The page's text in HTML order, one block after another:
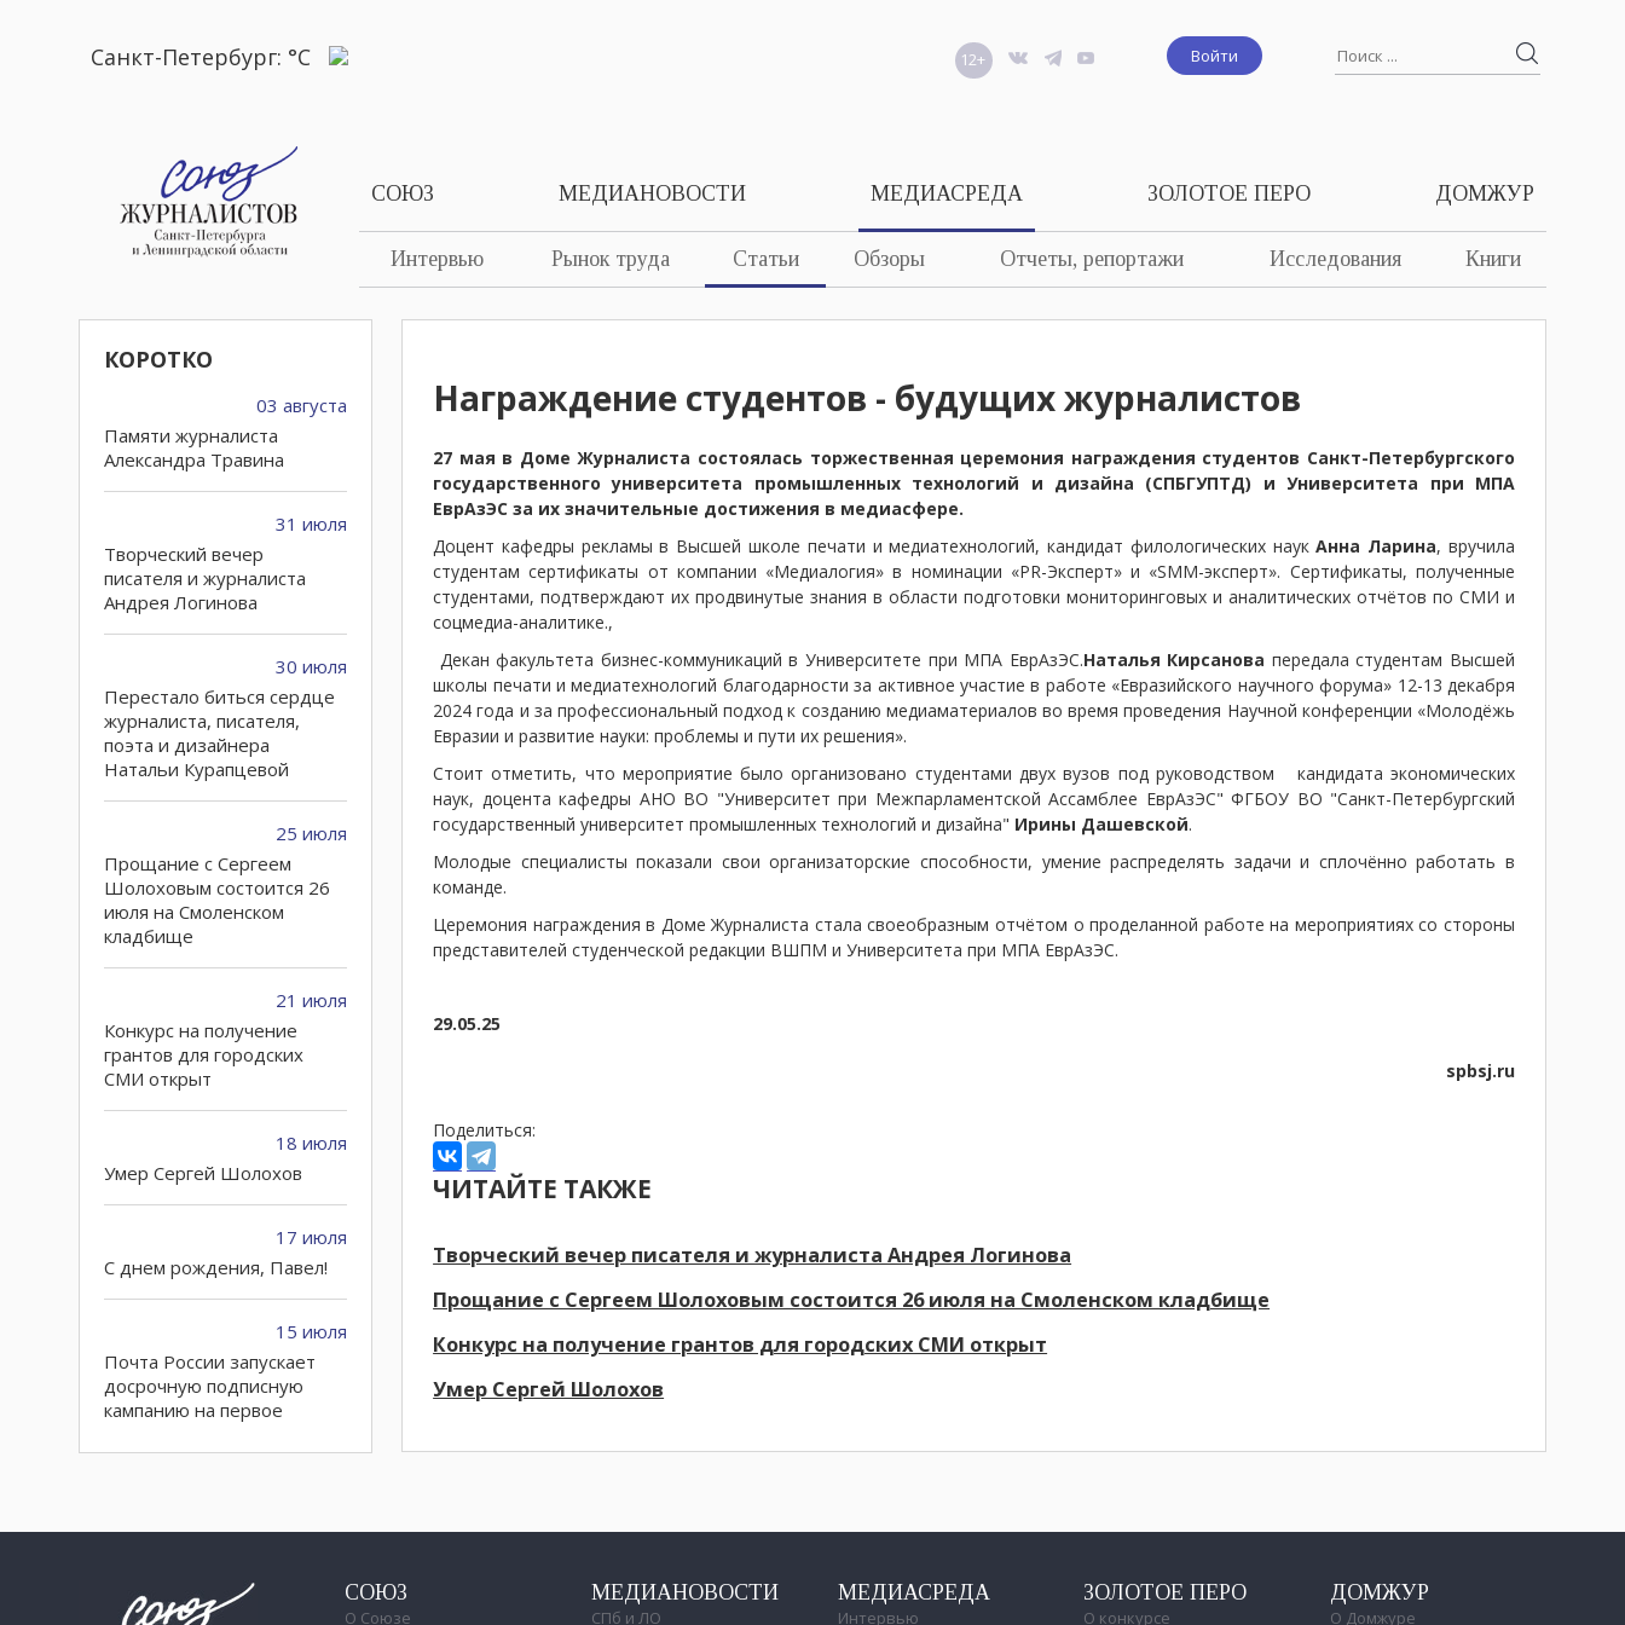
Санкт-Петербург: °C Войти
12+
СОЮЗ МЕДИАНОВОСТИ МЕДИАСРЕДА
Интервью Рынок труда Статьи Обзоры Отчеты, репортажи Исследования Книги
ЗОЛОТОЕ ПЕРО ДОМЖУР
КОРОТКО
03 августа
Памяти журналиста
Александра Травина
31 июля
Творческий вечер
писателя и журналиста
Андрея Логинова
30 июля
Перестало биться сердце
журналиста, писателя,
поэта и дизайнера
Натальи Курапцевой
25 июля
Прощание с Сергеем
Шолоховым состоится 26
июля на Смоленском
кладбище
21 июля
Конкурс на получение
грантов для городских
СМИ открыт
18 июля
Умер Сергей Шолохов
17 июля
C днем рождения, Павел!
15 июля
Почта России запускает
досрочную подписную
кампанию на первое
Петру Годлевскому – 60!
02 июля
Награждение студентов - будущих журналистов
27 мая в Доме Журналиста состоялась торжественная церемония награждения студентов Санкт-Петербургского
государственного университета промышленных технологий и дизайна (СПБГУПТД) и Университета при МПА
ЕврАзЭС за их значительные достижения в медиасфере.
Доцент кафедры рекламы в Высшей школе печати и медиатехнологий, кандидат филологических наукАнна Ларина, вручила
студентам сертификаты от компании «Медиалогия» в номинации «PR-Эксперт» и «SMM-эксперт». Сертификаты, полученные
студентами, подтверждают их продвинутые знания в области подготовки мониторинговых и аналитических отчётов по СМИ и
соцмедиа-аналитике.,
Декан факультета бизнес-коммуникаций в Университете при МПА ЕврАзЭС.Наталья Кирсанова передала студентам Высшей
школы печати и медиатехнологий благодарности за активное участие в работе «Евразийского научного форума» 12-13 декабря
2024 года и за профессиональный подход к созданию медиаматериалов во время проведения Научной конференции «Молодёжь
Евразии и развитие науки: проблемы и пути их решения».
Стоит отметить, что мероприятие было организовано студентами двух вузов под руководством кандидата экономических
наук, доцента кафедры АНО ВО "Университет при Межпарламентской Ассамблее ЕврАзЭС" ФГБОУ ВО "Санкт-Петербургский
государственный университет промышленных технологий и дизайна" Ирины Дашевской.
Молодые специалисты показали свои организаторские способности, умение распределять задачи и сплочённо работать в
команде.
Церемония награждения в Доме Журналиста стала своеобразным отчётом о проделанной работе на мероприятиях со стороны
представителей студенческой редакции ВШПМ и Университета при МПА ЕврАзЭС.
29.05.25
spbsj.ru
Поделиться:
ЧИТАЙТЕ ТАКЖЕ
Творческий вечер писателя и журналиста Андрея Логинова
Прощание с Сергеем Шолоховым состоится 26 июля на Смоленском кладбище
Конкурс на получение грантов для городских СМИ открыт
Умер Сергей Шолохов
СОЮЗ
О Союзе
МЕДИАНОВОСТИ
СПб и ЛО
МЕДИАСРЕДА
Интервью
ЗОЛОТОЕ ПЕРО
О конкурсе
ДОМЖУР
О Домжуре